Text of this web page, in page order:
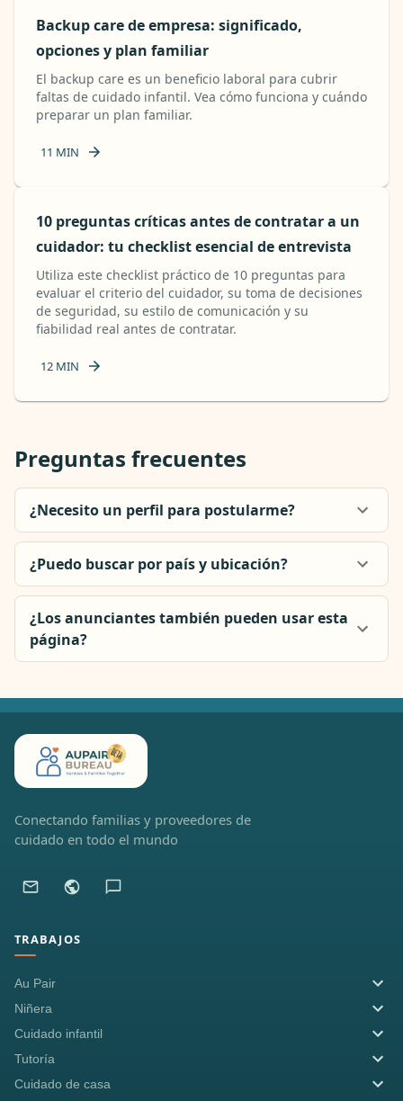
Backup care de empresa: significado,
opciones y plan familiar
El backup care es un beneficio laboral para cubrir
faltas de cuidado infantil. Vea cómo funciona y cuándo
preparar un plan familiar.
11 MIN
10 preguntas críticas antes de contratar a un
cuidador: tu checklist esencial de entrevista
Utiliza este checklist práctico de 10 preguntas para
evaluar el criterio del cuidador, su toma de decisiones
de seguridad, su estilo de comunicación y su
fiabilidad real antes de contratar.
12 MIN
Preguntas frecuentes
¿Necesito un perfil para postularme?
¿Puedo buscar por país y ubicación?
¿Los anunciantes también pueden usar esta
página?
Conectando familias y proveedores de
cuidado en todo el mundo
TRABAJOS
Au Pair
Niñera
Cuidado infantil
Tutoría
Cuidado de casa